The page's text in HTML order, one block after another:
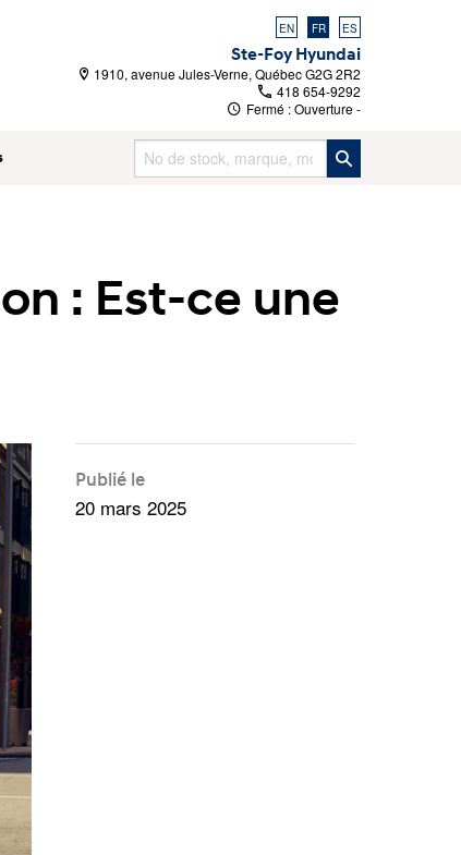
EN FR ES
Ste-Foy Hyundai
1910, avenue Jules-Verne, Québec G2G 2R2
418 654-9292
Fermé : Ouverture-
: Est-ce une
Publié le
20 mars 2025